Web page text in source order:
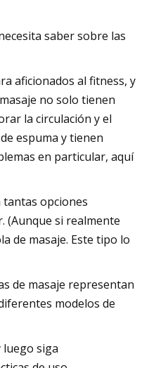
saber sobre las
aficionados al fitness, y
no solo tienen
la circulación y el
espuma y tienen
en particular, aquí
tantas opciones
(Aunque si realmente
de masaje. Este tipo lo
de masaje representan
modelos de
luego siga